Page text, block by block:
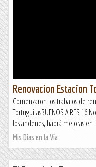
Renovacion Estacion
Comenzaron los trabajos de
TortuguitasBUENOS AIRES 16
los andenes, habrá mejoras en
Mis Días en la Vía